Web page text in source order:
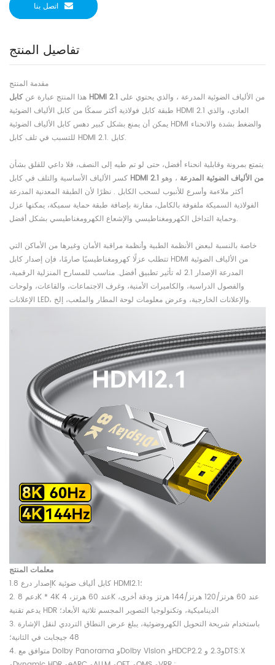
اتصل بنا
تفاصيل المنتج
هذا المنتج عبارة عن كابل HDMI 2.1
طبقة كابل فولاذية أكثر سمكًا من كابل الألياف الضوئية HDMI 2.1 العادي، والذي
يمكن أن يمنع بشكل كبير دهس كابل الألياف الضوئية HDMI والضغط بشدة والانحناء
للتسبب في تلف كابل HDMI 2.1. كابل.
يتمتع بمرونة وقابلية انحناء أفضل، حتى لو تم طيه إلى النصف، فلا داعي للقلق بشأن
HDMI 2.1 من الألياف الضوئية المدرعة ، وهو
أكثر ملاءمة وأسرع للأنبوب لسحب الكابل . نظرًا لأن الطبقة المعدنية المدرعة
الفولاذية السميكة ملفوفة بالكامل، مقارنة بإضافة طبقة حماية سميكة، يمكنها عزل
وحماية التداخل الكهرومغناطيسي والإشعاع الكهرومغناطيسي بشكل أفضل.
خاصة بالنسبة لبعض الأنظمة الطبية وأنظمة مراقبة الأمان وغيرها من الأماكن التي
تتطلب عزلًا كهرومغناطيسيًا صارمًا، فإن إصدار كابل HDMI من الألياف الضوئية
المدرعة الإصدار 2.1 له تأثير تطبيق أفضل. مناسب للمسارح المنزلية الرقمية،
والفصول الدراسية، والكاميرات الأمنية، وغرف الاجتماعات، والقاعات، ولوحات
الإعلانات LED، والإعلانات الخارجية، وعرض معلومات لوحة المطار والملعب، إلخ.
معلمات المنتج
إصدار درع 1.8K كابل ألياف ضوئية HDMI2.1؛
2. دعم 8K * 4K عند 60 هرتز، 4K عند 60 هرتز/120 هرتز/144 هرتز ودقة أخرى،
يدعم تقنية HDR الديناميكية، وتكنولوجيا التصوير المجسم ثلاثية الأبعاد؛
3. باستخدام شريحة التحويل الكهروضوئية، يبلغ عرض النطاق الترددي لنقل الإشارة
48 جيجابت في الثانية؛
4. متوافق مع Dolby Panorama وDolby Vision وHDCP2.2 و2.3 وDTS:X